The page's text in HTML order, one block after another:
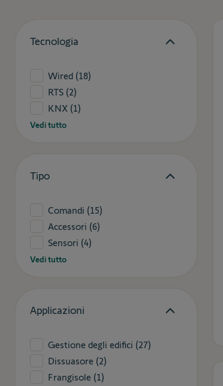
Tecnologia
Wired (18)
RTS (2)
KNX (1)
Vedi tutto
Tipo
Comandi (15)
Accessori (6)
Sensori (4)
Vedi tutto
Applicazioni
Gestione degli edifici (27)
Dissuasore (2)
Frangisole (1)